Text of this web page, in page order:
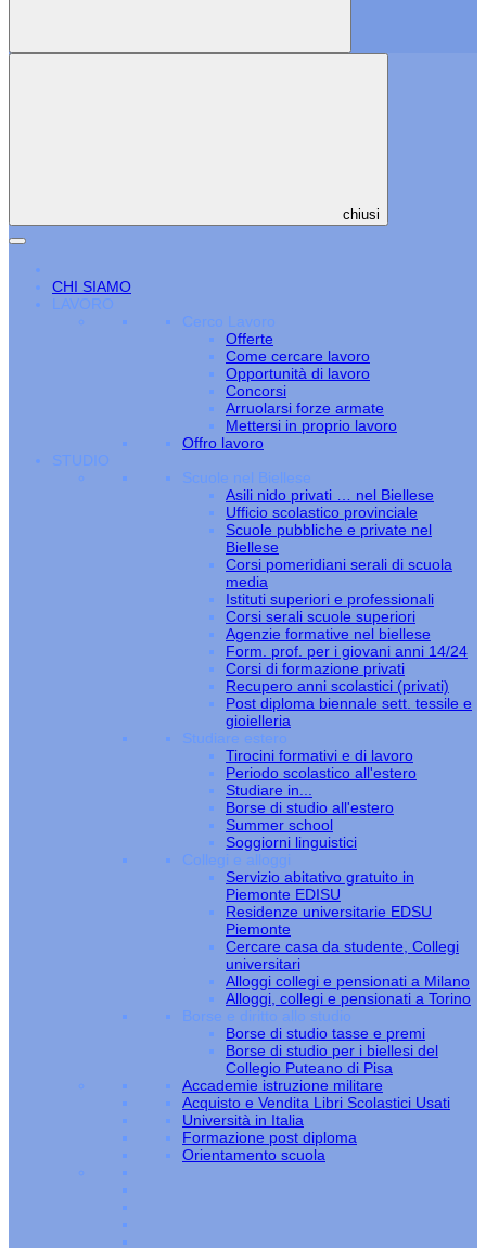
chiusi
CHI SIAMO
LAVORO
Cerco Lavoro
Offerte
Come cercare lavoro
Opportunità di lavoro
Concorsi
Arruolarsi forze armate
Mettersi in proprio lavoro
Offro lavoro
STUDIO
Scuole nel Biellese
Asili nido privati … nel Biellese
Ufficio scolastico provinciale
Scuole pubbliche e private nel
Biellese
Corsi pomeridiani serali di scuola
media
Istituti superiori e professionali
Corsi serali scuole superiori
Agenzie formative nel biellese
Form. prof. per i giovani anni 14/24
Corsi di formazione privati
Recupero anni scolastici (privati)
Post diploma biennale sett. tessile e
gioielleria
Studiare estero
Tirocini formativi e di lavoro
Periodo scolastico all'estero
Studiare in...
Borse di studio all'estero
Summer school
Soggiorni linguistici
Collegi e alloggi
Servizio abitativo gratuito in
Piemonte EDISU
Residenze universitarie EDSU
Piemonte
Cercare casa da studente, Collegi
universitari
Alloggi collegi e pensionati a Milano
Alloggi, collegi e pensionati a Torino
Borse e diritto allo studio
Borse di studio tasse e premi
Borse di studio per i biellesi del
Collegio Puteano di Pisa
Accademie istruzione militare
Acquisto e Vendita Libri Scolastici Usati
Università in Italia
Formazione post diploma
Orientamento scuola